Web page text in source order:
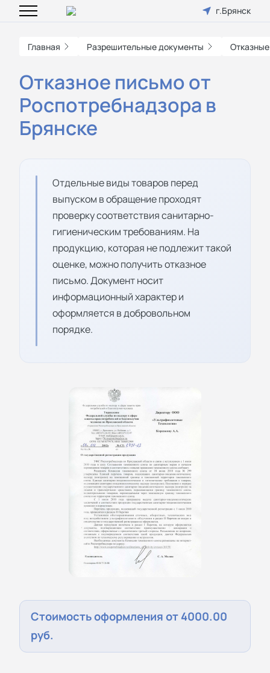
г.Брянск
Главная Разрешительные документы
Отказное письмо от
Роспотребнадзора в
Брянске
Отдельные виды товаров перед
выпуском в обращение проходят
проверку соответствия санитарно-
гигиеническим требованиям. На
продукцию, которая не подлежит такой
оценке, можно получить отказное
письмо. Документ носит
информационный характер и
оформляется в добровольном
порядке.
Стоимость оформления от 4000.00
руб.